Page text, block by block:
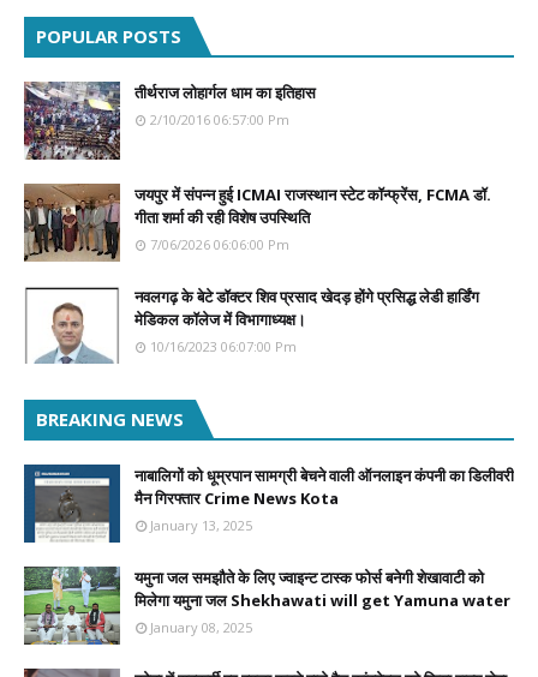
POPULAR POSTS
तीर्थराज लोहार्गल धाम का इतिहास
2/10/2016 06:57:00 Pm
जयपुर में संपन्न हुई ICMAI राजस्थान स्टेट कॉन्फ्रेंस, FCMA डॉ.
गीता शर्मा की रही विशेष उपस्थिति
7/06/2026 06:06:00 Pm
नवलगढ़ के बेटे डॉक्टर शिव प्रसाद खेदड़ होंगे प्रसिद्ध लेडी हार्डिंग
मेडिकल कॉलेज में विभागाध्यक्ष।
10/16/2023 06:07:00 Pm
BREAKING NEWS
नाबालिगों को धूम्रपान सामग्री बेचने वाली ऑनलाइन कंपनी का डिलीवरी
मैन गिरफ्तार Crime News Kota
January 13, 2025
यमुना जल समझौते के लिए ज्वाइन्ट टास्क फोर्स बनेगी शेखावाटी को
मिलेगा यमुना जल Shekhawati will get Yamuna water
January 08, 2025